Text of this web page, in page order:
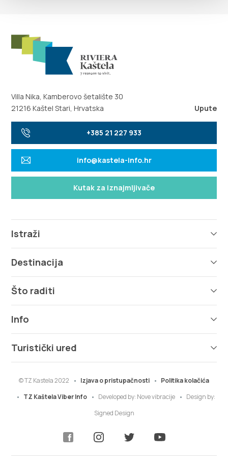
Villa Nika, Kamberovo šetalište 30
21216 Kaštel Stari, Hrvatska
Upute
+385 21 227 933
info@kastela-info.hr
Kutak za iznajmljivače
Istraži
Destinacija
Što raditi
Info
Turistički ured
© TZ Kastela 2022 Izjava o pristupačnosti
Politika kolačića
TZ Kaštela Viber Info
Developed by: Nove vibracije
Design by:
Signed Design